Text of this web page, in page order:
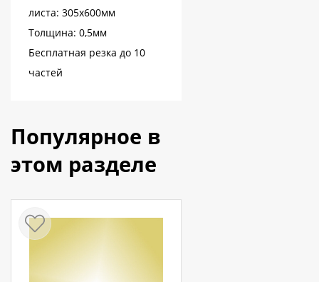
листа: 305х600мм
Толщина: 0,5мм
Бесплатная резка до 10
частей
Популярное в
этом разделе